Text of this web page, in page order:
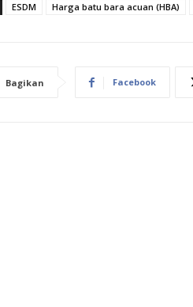
ESDM Harga batu bara acuan (HBA)
Bagikan Facebook